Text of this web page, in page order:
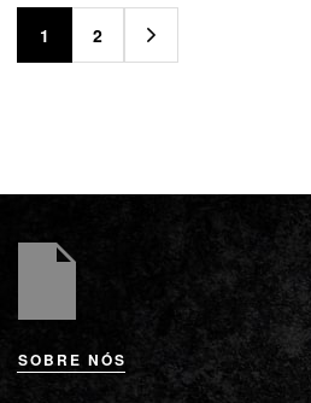
1 2
SOBRE NÓS